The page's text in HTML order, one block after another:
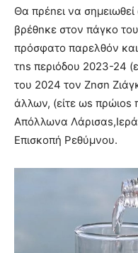
Θα πρέnει να
βρέθnκε στον πάγκο
πρόσφατο παρελθόν
τns περιόδου 2023-24
του 2024 τον Znσn
άλλων, (είτε ωs πρώιοs
Απόλλωνα
Επισκοπή Ρεθύμνου.